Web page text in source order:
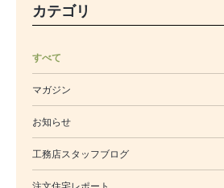
カテゴリ
すべて
マガジン
お知らせ
工務店スタッフブログ